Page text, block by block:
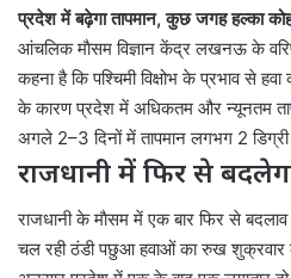
प्रदेश में बढ़ेगा तापमान, कुछ जगह हल्का
आंचलिक माैसम विज्ञान केंद्र लखनऊ के
कहना है कि पश्चिमी विक्षोभ के प्रभाव से
के कारण प्रदेश में अधिकतम और न्यूनतम
अगले 2–3 दिनों में तापमान लगभग 2
राजधानी में फिर से
राजधानी के माैसम में एक बार फिर से
चल रही ठंडी पछुआ हवाओं का रुख शुक्रवार